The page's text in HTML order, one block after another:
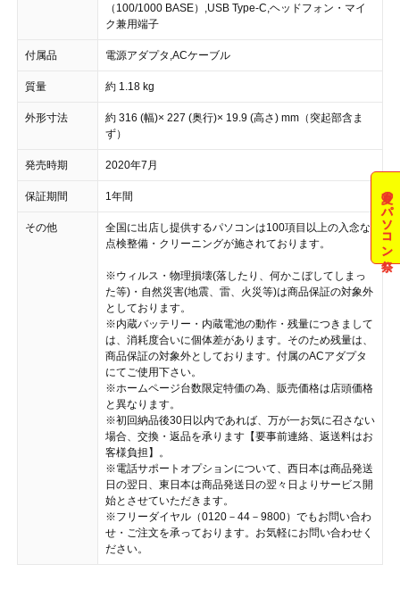
（100/1000 BASE）,USB Type-C,ヘッドフォン・マイ
ク兼用端子
付属品 電源アダプタ,ACケーブル
質量 約 1.18 kg
外形寸法
約 316 (幅)× 227 (奥行)× 19.9 (高さ) mm（突起部含ま
ず）
発売時期 2020年7月
保証期間 1年間
その他
全国に出店し提供するパソコンは100項目以上の入念な
点検整備・クリーニングが施されております。
※ウィルス・物理損壊(落したり、何かこぼしてしまっ
た等)・自然災害(地震、雷、火災等)は商品保証の対象外
としております。
※内蔵バッテリー・内蔵電池の動作・残量につきまして
は、消耗度合いに個体差があります。そのため残量は、
商品保証の対象外としております。付属のACアダプタ
にてご使用下さい。
※ホームページ台数限定特価の為、販売価格は店頭価格
と異なります。
※初回納品後30日以内であれば、万が一お気に召さない
場合、交換・返品を承ります【要事前連絡、返送料はお
客様負担】。
※電話サポートオプションについて、西日本は商品発送
日の翌日、東日本は商品発送日の翌々日よりサービス開
始とさせていただきます。
※フリーダイヤル（0120－44－9800）でもお問い合わ
せ・ご注文を承っております。お気軽にお問い合わせく
ださい。
夏のパソコン祭